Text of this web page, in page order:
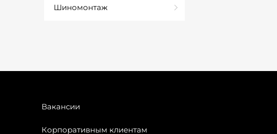
Шиномонтаж
Вакансии
Корпоративным клиентам